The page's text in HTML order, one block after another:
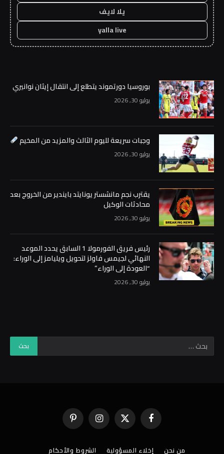
يلا لايف
yalla live
بوروسيا دورتموند يتطلع إلى انتقال إيثان نوانيري
يوليو 30, 2026
وجبات سريعة لليوم الثالث والمزيد من المخيم
يوليو 30, 2026
يقترب نجم مانشستر يونايتد بايندير من الخروج بعد
محادثات الوكيل
يوليو 30, 2026
رئيس فريق الفورمولا 1 السابق يحدد الموعد
النهائي لجيمس فاولز لتحويل ويليامز إلى الوراء:
“العودة إلى الوراء”
يوليو 30, 2026
فيسبوك X
(Twitter)
الانستغرامبينتيريست
من نحن إخلاء المسؤولية الشروط والأحكام